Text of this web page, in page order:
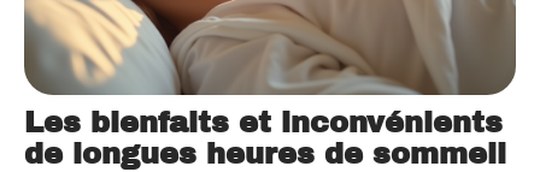
Les bienfaits et inconvénients
de longues heures de sommeil